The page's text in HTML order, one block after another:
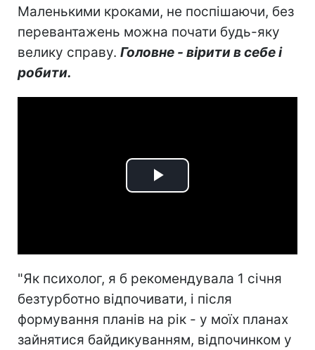
Маленькими кроками, не поспішаючи, без
перевантажень можна почати будь-яку
велику справу. Головне - вірити в себе і
робити.
Play
"Як психолог, я б рекомендувала 1 січня
безтурботно відпочивати, і після
формування планів на рік - у моїх планах
зайнятися байдикуванням, відпочинком у